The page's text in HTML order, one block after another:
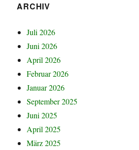
ARCHIV
Juli 2026
Juni 2026
April 2026
Februar 2026
Januar 2026
September 2025
Juni 2025
April 2025
März 2025